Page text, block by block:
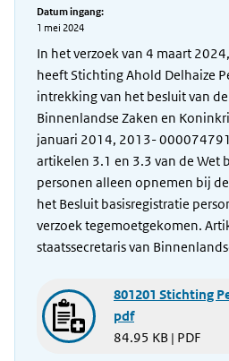
Datum ingang:
1 mei 2024
In het verzoek van 4 maart
heeft Stichting Ahold Delhaize
intrekking van het besluit van
Binnenlandse Zaken en
januari 2014, 2013-
artikelen 3.1 en 3.3 van de Wet
personen alleen opnemen bij
het Besluit basisregistratie
verzoek tegemoetgekomen.
staatssecretaris van
801201 Stichting
pdf
84.95 KB | PDF